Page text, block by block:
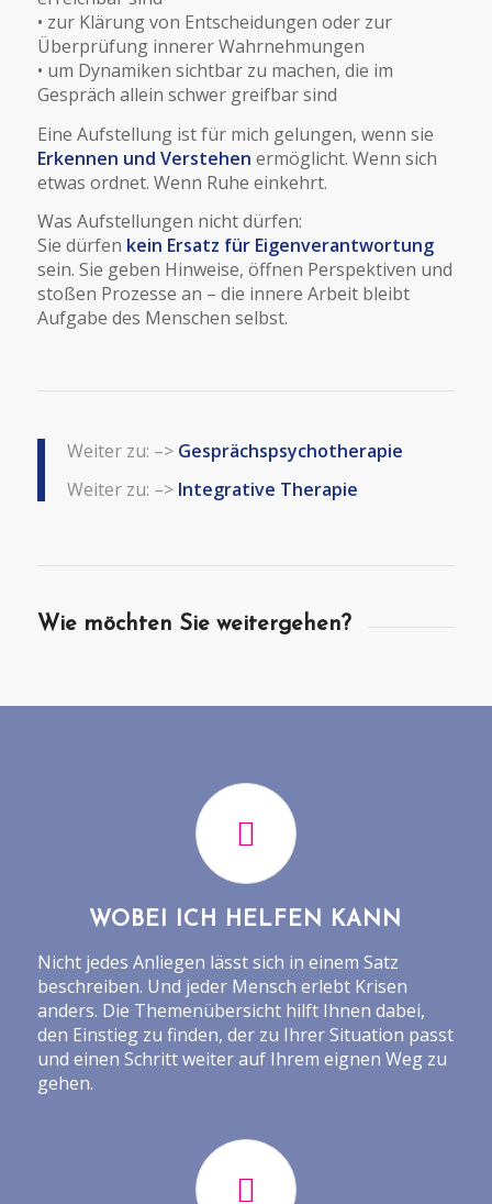
• zur Klärung von Entscheidungen oder zur
Überprüfung innerer Wahrnehmungen
• um Dynamiken sichtbar zu machen, die im
Gespräch allein schwer greifbar sind
Eine Aufstellung ist für mich gelungen, wenn sie
Erkennen und Verstehen ermöglicht. Wenn sich
etwas ordnet. Wenn Ruhe einkehrt.
Was Aufstellungen nicht dürfen:
Sie dürfen kein Ersatz für Eigenverantwortung
sein. Sie geben Hinweise, öffnen Perspektiven und
stoßen Prozesse an – die innere Arbeit bleibt
Aufgabe des Menschen selbst.
Weiter zu: –> Gesprächspsychotherapie
Weiter zu: –> Integrative Therapie
Wie möchten Sie weitergehen?
WOBEI ICH HELFEN KANN
Nicht jedes Anliegen lässt sich in einem Satz
beschreiben. Und jeder Mensch erlebt Krisen
anders. Die Themenübersicht hilft Ihnen dabei,
den Einstieg zu finden, der zu Ihrer Situation passt
und einen Schritt weiter auf Ihrem eignen Weg zu
gehen.